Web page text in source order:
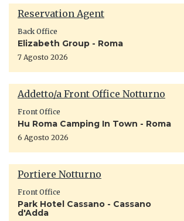
Reservation Agent
Back Office
Elizabeth Group - Roma
7 Agosto 2026
Addetto/a Front Office Notturno
Front Office
Hu Roma Camping In Town - Roma
6 Agosto 2026
Portiere Notturno
Front Office
Park Hotel Cassano - Cassano
d'Adda